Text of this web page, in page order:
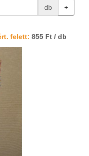
db +
felett: 855 Ft / db